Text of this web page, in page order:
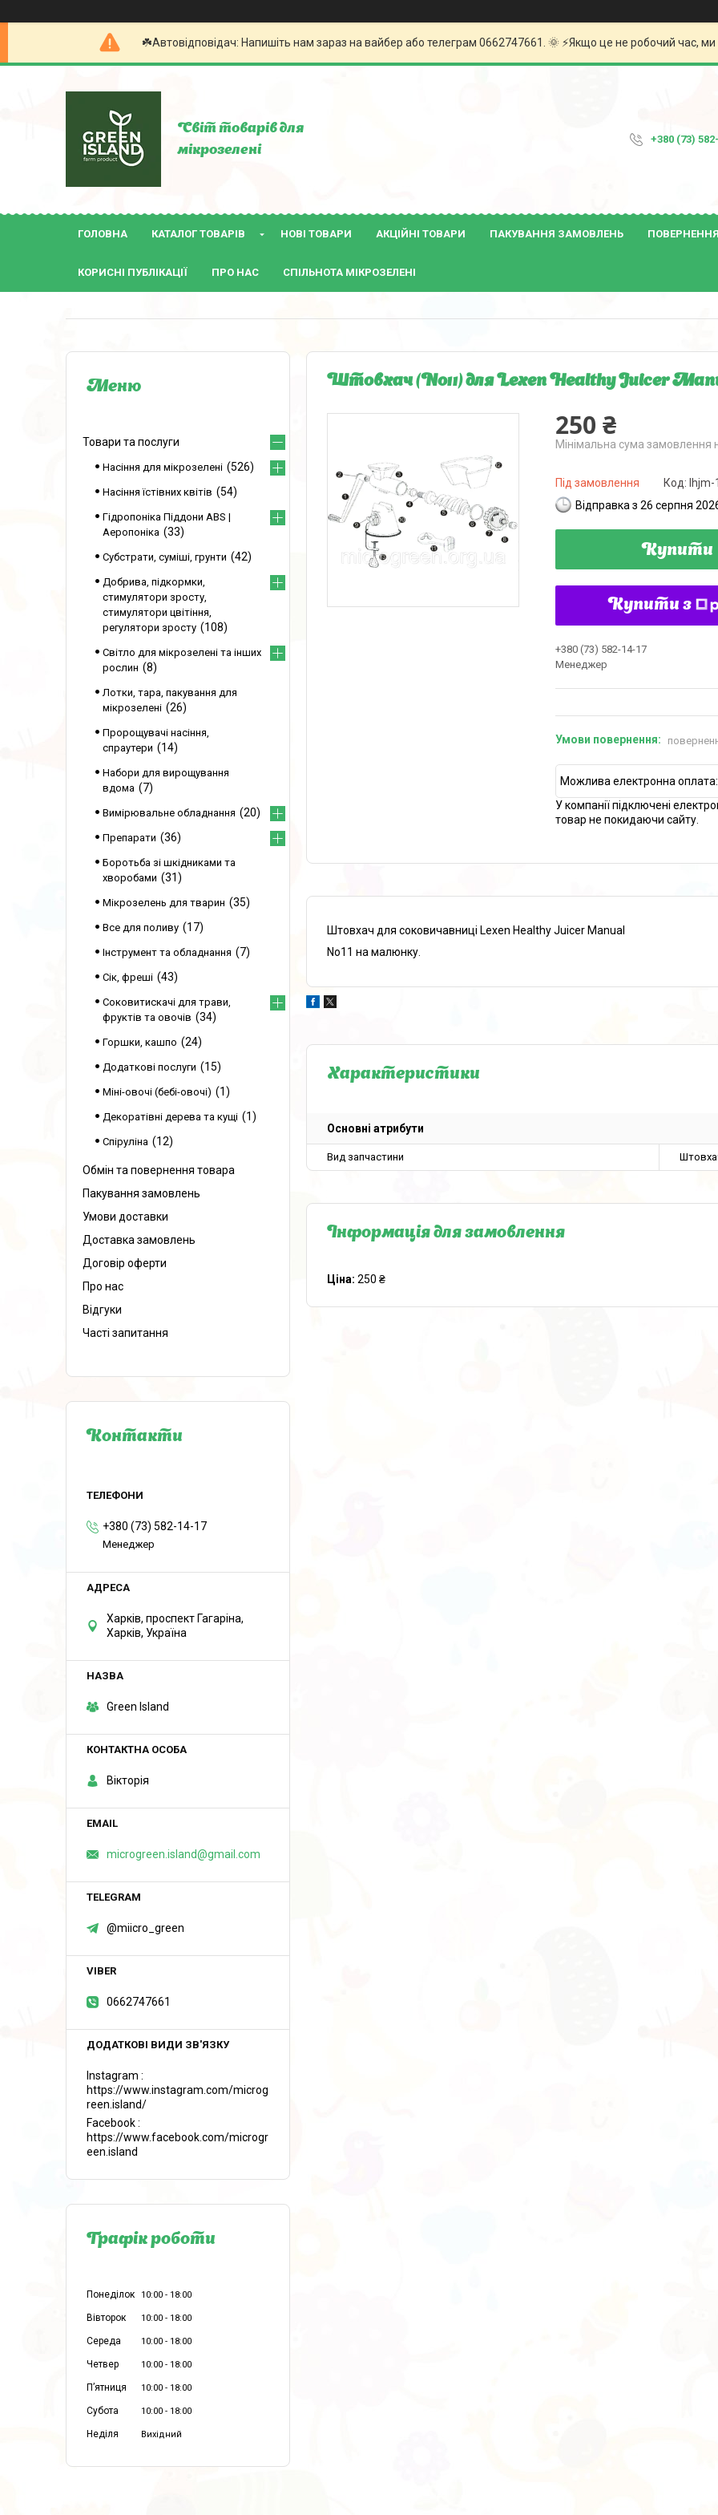
☘️Автовідповідач: Напишіть нам зараз на вайбер або телеграм 0662747661. 🌞 ⚡️Якщо це не робочий час,
Світ товарів для
мікрозелені
+380 (73)
ГОЛОВНА КАТАЛОГ ТОВАРІВ НОВІ ТОВАРИ АКЦІЙНІ ТОВАРИ ПАКУВАННЯ ЗАМОВЛЕНЬ ПОВЕРНЕННЯ
КОРИСНІ ПУБЛІКАЦІЇ ПРО НАС СПІЛЬНОТА МІКРОЗЕЛЕНІ
Штовхач (No11) для Lexen Healthy Juicer
250 ₴
Мінімальна сума замовлення
Під замовлення Код: lhjm-
Відправка з 26 серпня
Купити
Купити з
+380 (73) 582-14-17
Менеджер
У компанії підключені
товар не покидаючи сайту.
Штовхач для соковичавниці Lexen Healthy Juicer Manual
No11 на малюнку.
Характеристики
Основні атрибути
Вид запчастини
Інформація для замовлення
Ціна: 250 ₴
Товари та послуги
Насіння для мікрозелені 526
Насіння їстівних квітів 54
Гідропоніка Піддони ABS |
Аеропоніка
33
Субстрати, суміші, грунти 42
Добрива, підкормки,
стимулятори зросту,
стимулятори цвітіння,
регулятори зросту
108
Світло для мікрозелені та інших
рослин
8
Лотки, тара, пакування для
мікрозелені
26
Пророщувачі насіння,
спраутери
14
Набори для вирощування
вдома
7
Вимірювальне обладнання 20
Препарати 36
Боротьба зі шкідниками та
хворобами
31
Мікрозелень для тварин 35
Все для поливу 17
Інструмент та обладнання 7
Сік, фреші 43
Соковитискачі для трави,
фруктів та овочів
34
Горшки, кашпо 24
Додаткові послуги 15
Міні-овочі (бебі-овочі) 1
Декоратівні дерева та кущі 1
Спіруліна 12
Обмін та повернення товара
Пакування замовлень
Умови доставки
Доставка замовлень
Договір оферти
Про нас
Відгуки
Часті запитання
Контакти
+380 (73) 582-14-17
Менеджер
Харків, проспект Гагаріна,
Харків, Україна
Green Island
Вікторія
microgreen.island@gmail.com
@miicro_green
0662747661
Instagram
https://www.instagram.com/microg
reen.island/
Facebook
https://www.facebook.com/microgr
een.island
Графік роботи
Понеділок 10:00 18:00
Вівторок 10:00 18:00
Середа 10:00 18:00
Четвер 10:00 18:00
Пʼятниця 10:00 18:00
Субота 10:00 18:00
Неділя Вихідний